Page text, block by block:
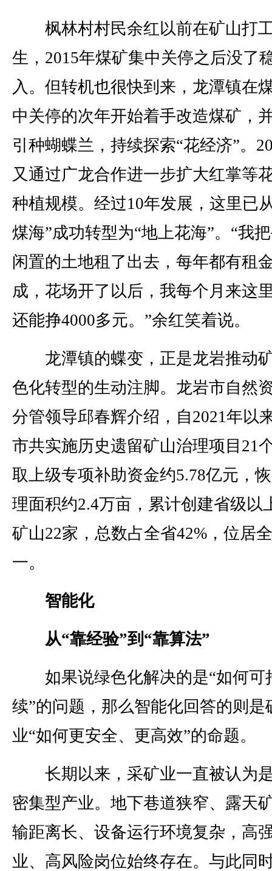
枫林村村民余红以前在矿山打
生，2015年煤矿集中关停之后没了
入。但转机也很快到来，龙潭镇在
中关停的次年开始着手改造煤矿，
引种蝴蝶兰，持续探索“花经济”。
又通过广龙合作进一步扩大红掌等
种植规模。经过10年发展，这里已
煤海”成功转型为“地上花海”。“我
闲置的土地租了出去，每年都有租
成，花场开了以后，我每个月来这
还能挣4000多元。”余红笑着说。
龙潭镇的蝶变，正是龙岩推动
色化转型的生动注脚。龙岩市自然
分管领导邱春辉介绍，自2021年以
市共实施历史遗留矿山治理项目21
取上级专项补助资金约5.78亿元，
理面积约2.4万亩，累计创建省级以
矿山22家，总数占全省42%，位居
一。
智能化
从“靠经验”到“靠算法”
如果说绿色化解决的是“如何可
续”的问题，那么智能化回答的则是
业“如何更安全、更高效”的命题。
长期以来，采矿业一直被认为
密集型产业。地下巷道狭窄、露天
输距离长、设备运行环境复杂，高
业、高风险岗位始终存在。与此同